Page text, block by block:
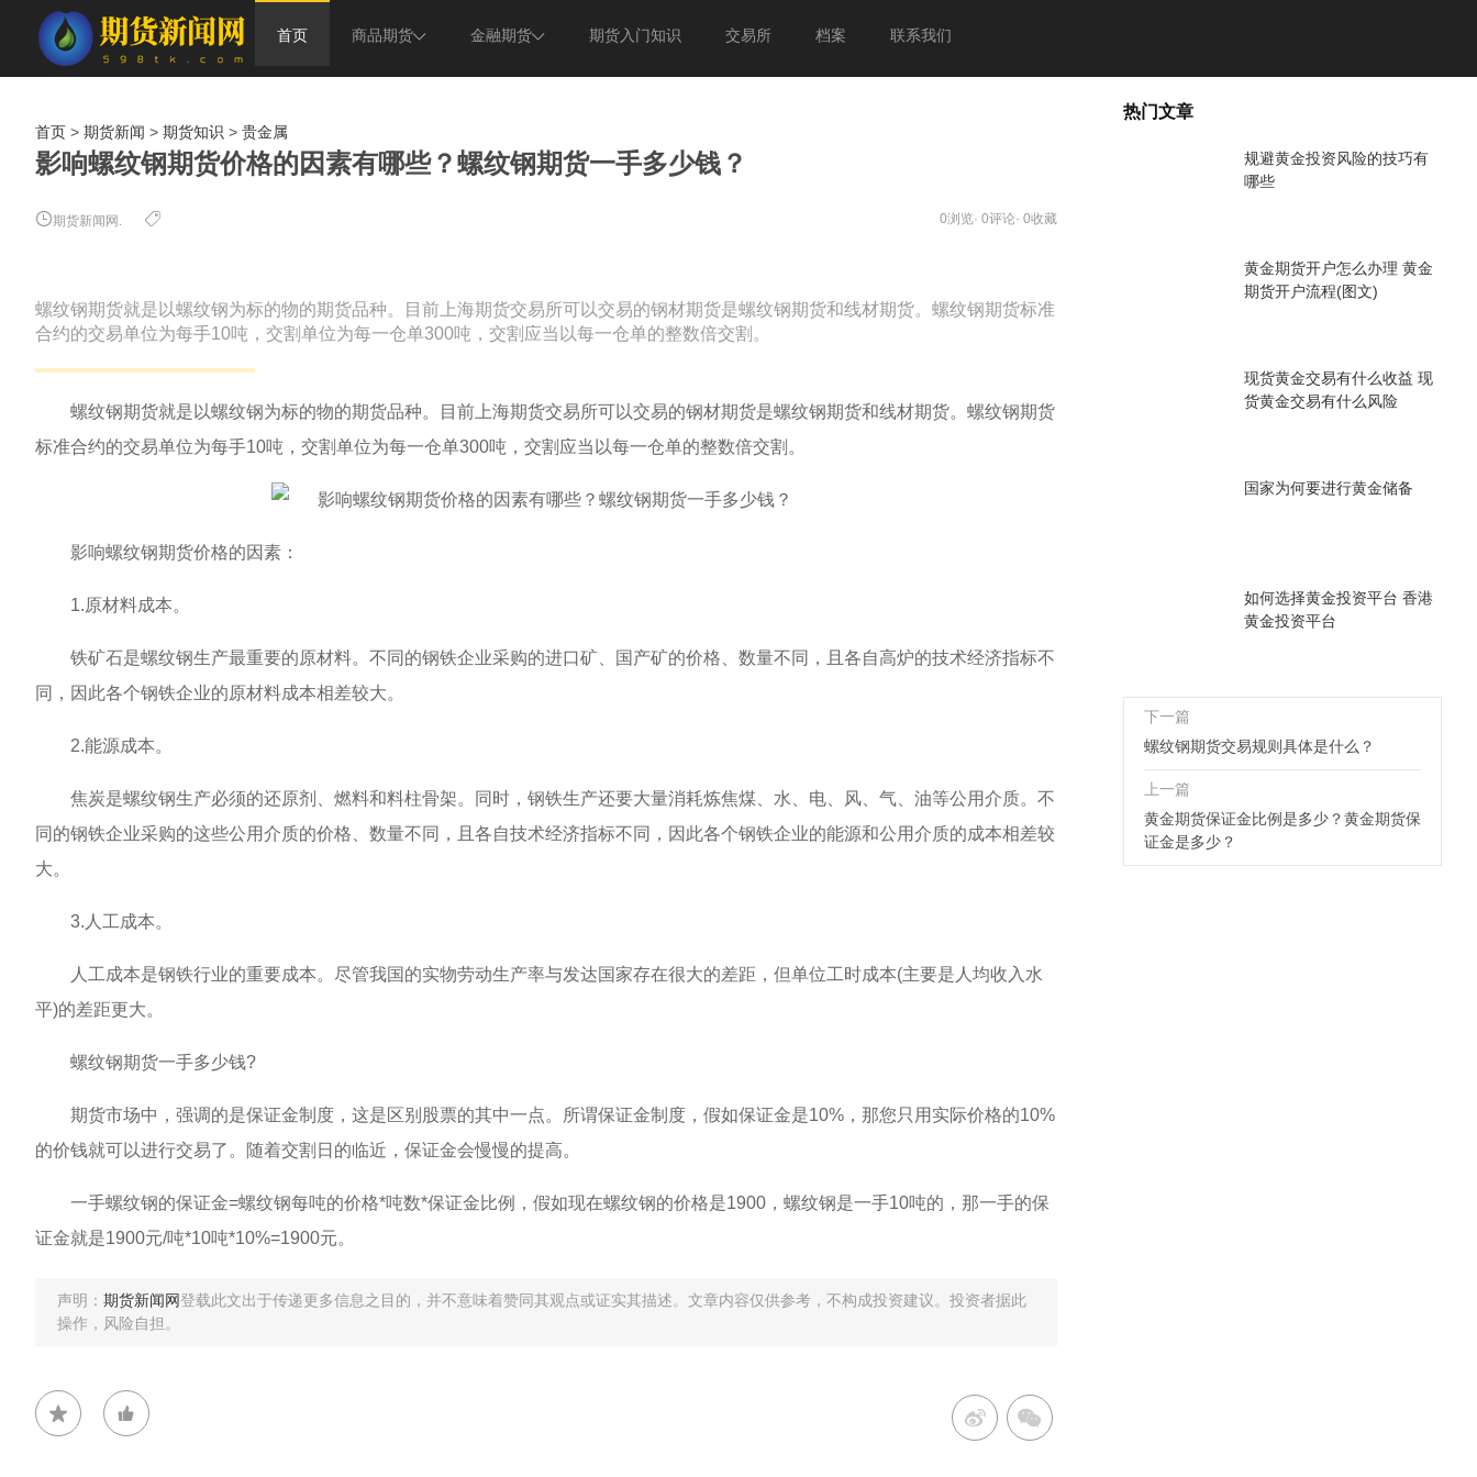
首页 商品期货
能源化工
金融期货 期货入门知识 交易所 档案 联系我们
首页 > 期货新闻 > 期货知识 > 贵金属
影响螺纹钢期货价格的因素有哪些？螺纹钢期货一手多少钱？
期货新闻网. 0浏览· 0评论· 0收藏
螺纹钢期货就是以螺纹钢为标的物的期货品种。目前上海期货交易所可以交易的钢材期货是螺纹钢期货和线材期货。螺纹钢期货标准
合约的交易单位为每手10吨，交割单位为每一仓单300吨，交割应当以每一仓单的整数倍交割。
螺纹钢期货就是以螺纹钢为标的物的期货品种。目前上海期货交易所可以交易的钢材期货是螺纹钢期货和线材期货。螺纹钢期货
标准合约的交易单位为每手10吨，交割单位为每一仓单300吨，交割应当以每一仓单的整数倍交割。
影响螺纹钢期货价格的因素：
1.原材料成本。
铁矿石是螺纹钢生产最重要的原材料。不同的钢铁企业采购的进口矿、国产矿的价格、数量不同，且各自高炉的技术经济指标不
同，因此各个钢铁企业的原材料成本相差较大。
2.能源成本。
焦炭是螺纹钢生产必须的还原剂、燃料和料柱骨架。同时，钢铁生产还要大量消耗炼焦煤、水、电、风、气、油等公用介质。不
同的钢铁企业采购的这些公用介质的价格、数量不同，且各自技术经济指标不同，因此各个钢铁企业的能源和公用介质的成本相差较
大。
3.人工成本。
人工成本是钢铁行业的重要成本。尽管我国的实物劳动生产率与发达国家存在很大的差距，但单位工时成本(主要是人均收入水
平)的差距更大。
螺纹钢期货一手多少钱?
期货市场中，强调的是保证金制度，这是区别股票的其中一点。所谓保证金制度，假如保证金是10%，那您只用实际价格的10%
的价钱就可以进行交易了。随着交割日的临近，保证金会慢慢的提高。
一手螺纹钢的保证金=螺纹钢每吨的价格*吨数*保证金比例，假如现在螺纹钢的价格是1900，螺纹钢是一手10吨的，那一手的保
证金就是1900元/吨*10吨*10%=1900元。
声明： 期货新闻网登载此文出于传递更多信息之目的，并不意味着赞同其观点或证实其描述。文章内容仅供参考，不构成投资建议。投资者据此
操作，风险自担。
热门文章
规避黄金投资风险的技巧有
哪些
黄金期货开户怎么办理 黄金
期货开户流程(图文)
现货黄金交易有什么收益 现
货黄金交易有什么风险
国家为何要进行黄金储备
如何选择黄金投资平台 香港
黄金投资平台
下一篇
螺纹钢期货交易规则具体是什么？
上一篇
黄金期货保证金比例是多少？黄金期货保
证金是多少？